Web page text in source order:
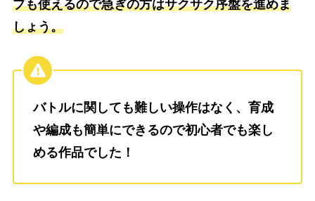
プも使えるので急ぎの方はサクサク序盤を進めま
しょう。
バトルに関しても難しい操作はなく、育成
や編成も簡単にできるので初心者でも楽し
める作品でした！